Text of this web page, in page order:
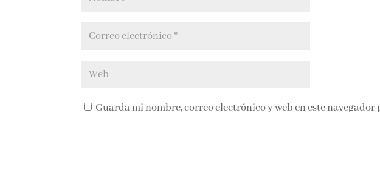
Guarda mi nombre, correo electrónico y web en este navegador